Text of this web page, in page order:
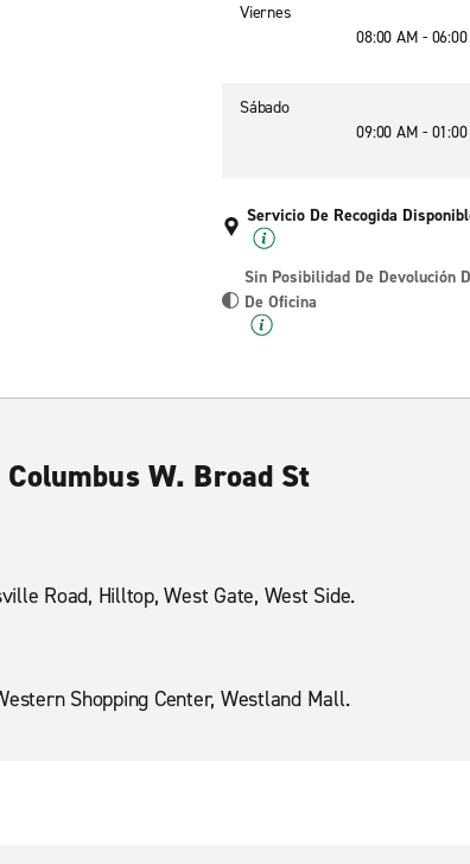
Viernes
08:00 AM -
Sábado
09:00 AM -
Servicio De Recogida
Sin Posibilidad De Devolución
De Oficina
W. Broad St
Road, Hilltop, West Gate, West Side.
Shopping Center, Westland Mall.